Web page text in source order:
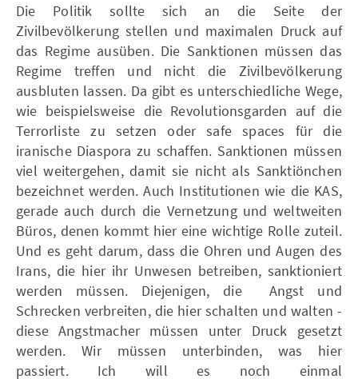
Die Politik sollte sich an die Seite der
Zivilbevölkerung stellen und maximalen Druck auf
das Regime ausüben. Die Sanktionen müssen das
Regime treffen und nicht die Zivilbevölkerung
ausbluten lassen. Da gibt es unterschiedliche Wege,
wie beispielsweise die Revolutionsgarden auf die
Terrorliste zu setzen oder safe spaces für die
iranische Diaspora zu schaffen. Sanktionen müssen
viel weitergehen, damit sie nicht als Sanktiönchen
bezeichnet werden. Auch Institutionen wie die KAS,
gerade auch durch die Vernetzung und weltweiten
Büros, denen kommt hier eine wichtige Rolle zuteil.
Und es geht darum, dass die Ohren und Augen des
Irans, die hier ihr Unwesen betreiben, sanktioniert
werden müssen. Diejenigen, die Angst und
Schrecken verbreiten, die hier schalten und walten -
diese Angstmacher müssen unter Druck gesetzt
werden. Wir müssen unterbinden, was hier
passiert. Ich will es noch einmal